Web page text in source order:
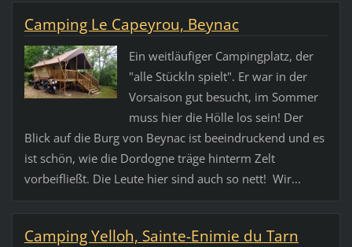
Camping Le Capeyrou, Beynac
Ein weitläufiger Campingplatz, der
"alle Stückln spielt". Er war in der
Vorsaison gut besucht, im Sommer
muss hier die Hölle los sein! Der
Blick auf die Burg von Beynac ist beeindruckend und es
ist schön, wie die Dordogne träge hinterm Zelt
vorbeifließt. Die Leute hier sind auch so nett! Wir...
Camping Yelloh, Sainte-Enimie du Tarn